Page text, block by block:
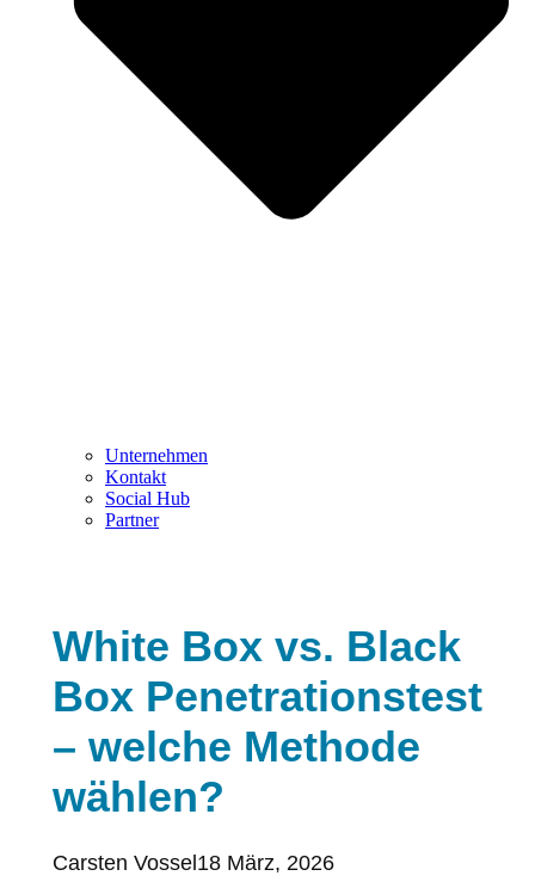
Unternehmen
Kontakt
Social Hub
Partner
White Box vs. Black
Box Penetrationstest
– welche Methode
wählen?
Posted
Carsten Vossel18 März, 2026